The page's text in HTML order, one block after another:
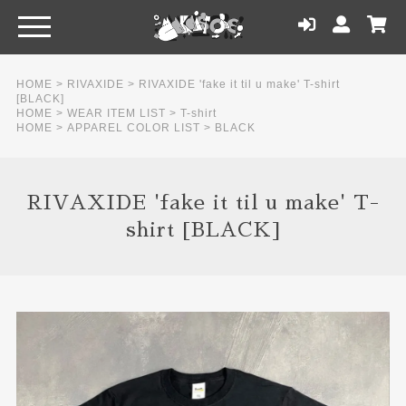
HOME > RIVAXIDE > RIVAXIDE 'fake it til u make' T-shirt
[BLACK]
HOME > WEAR ITEM LIST > T-shirt
HOME > APPAREL COLOR LIST > BLACK
RIVAXIDE 'fake it til u make' T-
shirt [BLACK]